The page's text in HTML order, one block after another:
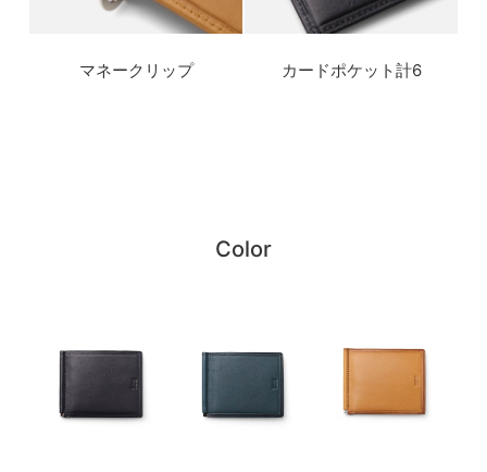
マネークリップ カードポケット計6
Color